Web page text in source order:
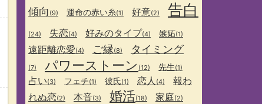
傾向 (9) 運命の赤い糸(1) 好意(2) 告白
(24) 失恋(4) 好みのタイプ(4) 嫉妬(1)
遠距離恋愛(4) ご縁(8) タイミング
(7) パワーストーン (12) 先生(1)
占い(3) フェチ(1) 彼氏(1) 恋人 (4)
報わ
れぬ恋(2) 本音(3) 婚活(18) 家庭(2)